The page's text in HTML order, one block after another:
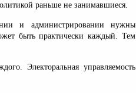
раньше не занимавшиеся.
и администрировании нужны
быть практически каждый. Тем
Электоральная управляемость